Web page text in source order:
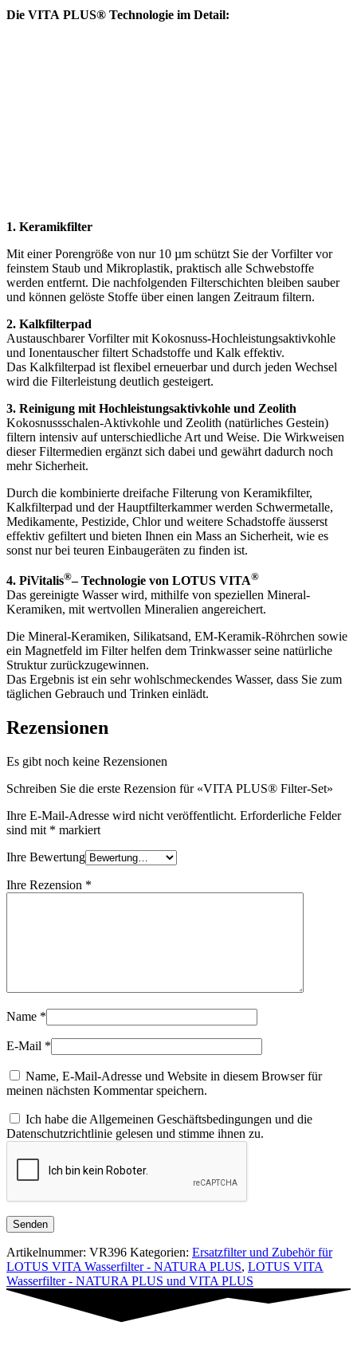
Die VITA PLUS® Technologie im Detail:
1. Keramikfilter
Mit einer Porengröße von nur 10 µm schützt Sie der Vorfilter vor
feinstem Staub und Mikroplastik, praktisch alle Schwebstoffe
werden entfernt. Die nachfolgenden Filterschichten bleiben sauber
und können gelöste Stoffe über einen langen Zeitraum filtern.
2. Kalkfilterpad
Austauschbarer Vorfilter mit Kokosnuss-Hochleistungsaktivkohle
und Ionentauscher filtert Schadstoffe und Kalk effektiv.
Das Kalkfilterpad ist flexibel erneuerbar und durch jeden Wechsel
wird die Filterleistung deutlich gesteigert.
3. Reinigung mit Hochleistungsaktivkohle und Zeolith
Kokosnussschalen-Aktivkohle und Zeolith (natürliches Gestein)
filtern intensiv auf unterschiedliche Art und Weise. Die Wirkweisen
dieser Filtermedien ergänzt sich dabei und gewährt dadurch noch
mehr Sicherheit.
Durch die kombinierte dreifache Filterung von Keramikfilter,
Kalkfilterpad und der Hauptfilterkammer werden Schwermetalle,
Medikamente, Pestizide, Chlor und weitere Schadstoffe äusserst
effektiv gefiltert und bieten Ihnen ein Mass an Sicherheit, wie es
sonst nur bei teuren Einbaugeräten zu finden ist.
4. PiVitalis®– Technologie von LOTUS VITA®
Das gereinigte Wasser wird, mithilfe von speziellen Mineral-
Keramiken, mit wertvollen Mineralien angereichert.
Die Mineral-Keramiken, Silikatsand, EM-Keramik-Röhrchen sowie
ein Magnetfeld im Filter helfen dem Trinkwasser seine natürliche
Struktur zurückzugewinnen.
Das Ergebnis ist ein sehr wohlschmeckendes Wasser, dass Sie zum
täglichen Gebrauch und Trinken einlädt.
Rezensionen
Es gibt noch keine Rezensionen
Schreiben Sie die erste Rezension für «VITA PLUS® Filter-Set»
Ihre E-Mail-Adresse wird nicht veröffentlicht. Erforderliche Felder
sind mit * markiert
Ihre Bewertung
Ihre Rezension *
Name *
E-Mail *
Name, E-Mail-Adresse und Website in diesem Browser für
meinen nächsten Kommentar speichern.
Ich habe die Allgemeinen Geschäftsbedingungen und die
Datenschutzrichtlinie gelesen und stimme ihnen zu.
Artikelnummer: VR396 Kategorien: Ersatzfilter und Zubehör für
LOTUS VITA Wasserfilter - NATURA PLUS, LOTUS VITA
Wasserfilter - NATURA PLUS und VITA PLUS